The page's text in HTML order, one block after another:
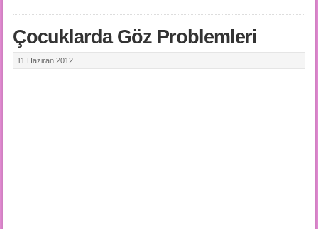
Çocuklarda Göz Problemleri
11 Haziran 2012